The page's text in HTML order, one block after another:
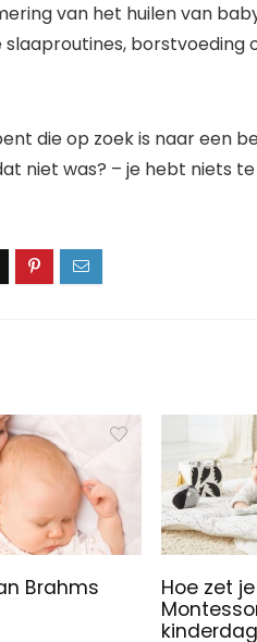
van het huilen van
die op zoek is naar een
niet was? – je hebt niets
Brahms
Hoe zet